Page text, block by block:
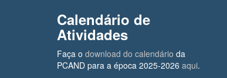
Calendário de
Atividades
Faça o download do calendário da
PCAND para a época 2025-2026 aqui.